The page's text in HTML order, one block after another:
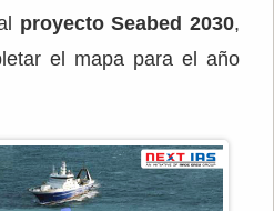
proyecto Seabed 2030,
el mapa para el año